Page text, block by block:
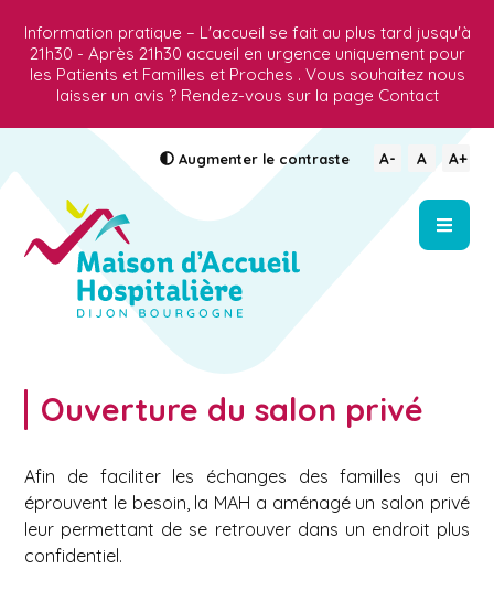
Information pratique – L'accueil se fait au plus tard jusqu'à
21h30 - Après 21h30 accueil en urgence uniquement pour
les Patients et Familles et Proches . Vous souhaitez nous
laisser un avis ? Rendez-vous sur la page Contact
Augmenterle contraste A- A A+
Ouverture du salon privé
Afin de faciliter les échanges des familles qui en
éprouvent le besoin, la MAH a aménagé un salon privé
leur permettant de se retrouver dans un endroit plus
confidentiel.